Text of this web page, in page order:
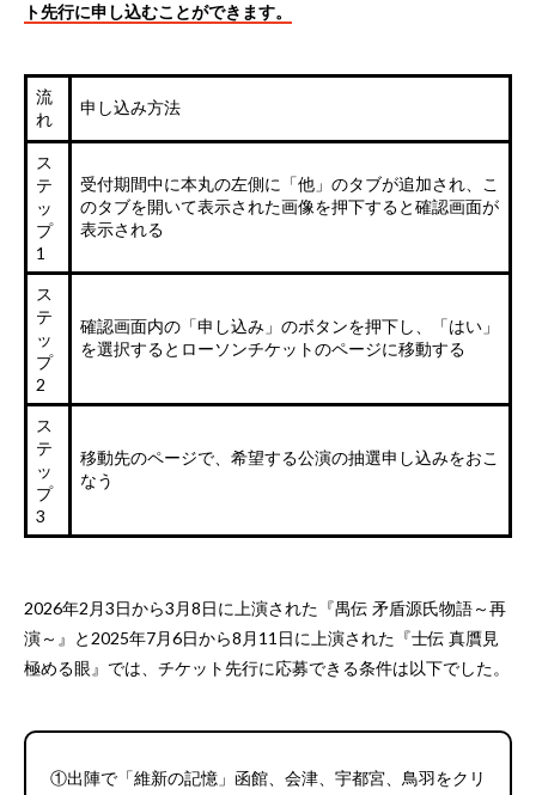
ト先行に申し込むことができます。
流
れ
申し込み方法
ス
テ
ッ
プ
1
受付期間中に本丸の左側に「他」のタブが追加され、こ
のタブを開いて表示された画像を押下すると確認画面が
表示される
ス
テ
ッ
プ
2
確認画面内の「申し込み」のボタンを押下し、「はい」
を選択するとローソンチケットのページに移動する
ス
テ
ッ
プ
3
移動先のページで、希望する公演の抽選申し込みをおこ
なう
2026年2月3日から3月8日に上演された『禺伝 矛盾源氏物語～再
演～』と2025年7月6日から8月11日に上演された『士伝 真贋見
極める眼』では、チケット先行に応募できる条件は以下でした。
①出陣で「維新の記憶」函館、会津、宇都宮、鳥羽をクリ